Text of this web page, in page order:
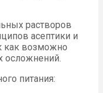
растворов
асептики и
как возможно
осложнений.
питания: